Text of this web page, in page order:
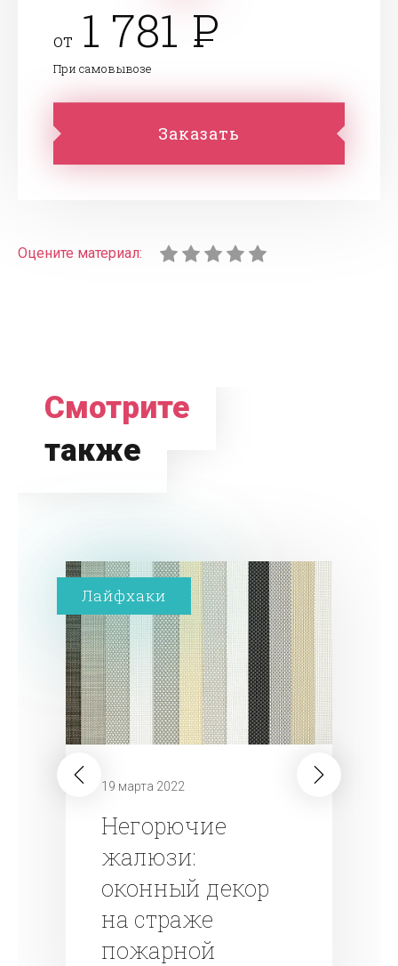
от 1 781
При самовывозе
Заказать
Оцените материал:
Смотрите
также
19 марта 2022
Негорючие
жалюзи:
оконный декор
на страже
пожарной
Лайфхаки